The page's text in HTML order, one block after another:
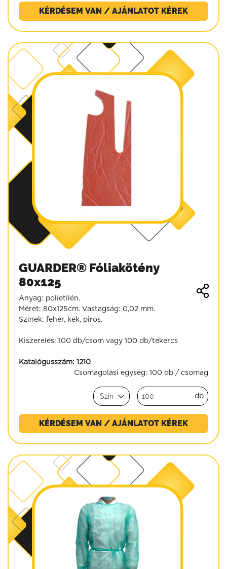
KÉRDÉSEM VAN / AJÁNLATOT KÉREK
GUARDER® Fóliakötény
80x125
Anyag: polietilén.
Méret: 80x125cm. Vastagság: 0,02 mm.
Színek: fehér, kék, piros.
Kiszerelés: 100 db/csom vagy 100 db/tekercs
Katalógusszám: 1210
Csomagolási egység: 100 db / csomag
db
KÉRDÉSEM VAN / AJÁNLATOT KÉREK